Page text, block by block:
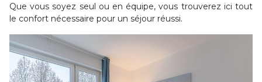
Que vous soyez seul ou en équipe, vous trouverez ici tout
le confort nécessaire pour un séjour réussi.